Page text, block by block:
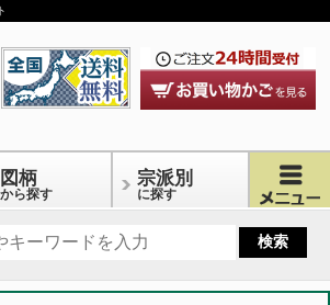
図柄
から探す
宗派別
に探す